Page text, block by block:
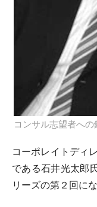
コンサル志望者へ
コーポレイトディ
である石井光太郎
リーズの第２回にな